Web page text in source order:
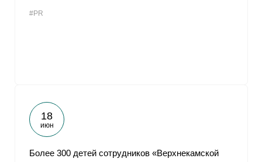
#PR
18
июн
Более 300 детей сотрудников «Верхнекамской